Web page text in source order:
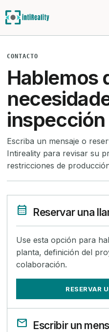
CONTACTO
Hablemos
inspección
Escriba un mensaje o
Intireality para revisar su
restricciones de
calendar_month Reservar una
Use esta opción para
planta, definición del
colaboración.
RESERVAR
mail Escribir un